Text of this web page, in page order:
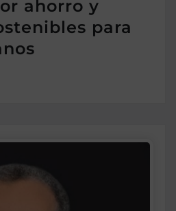
ahorro y
para